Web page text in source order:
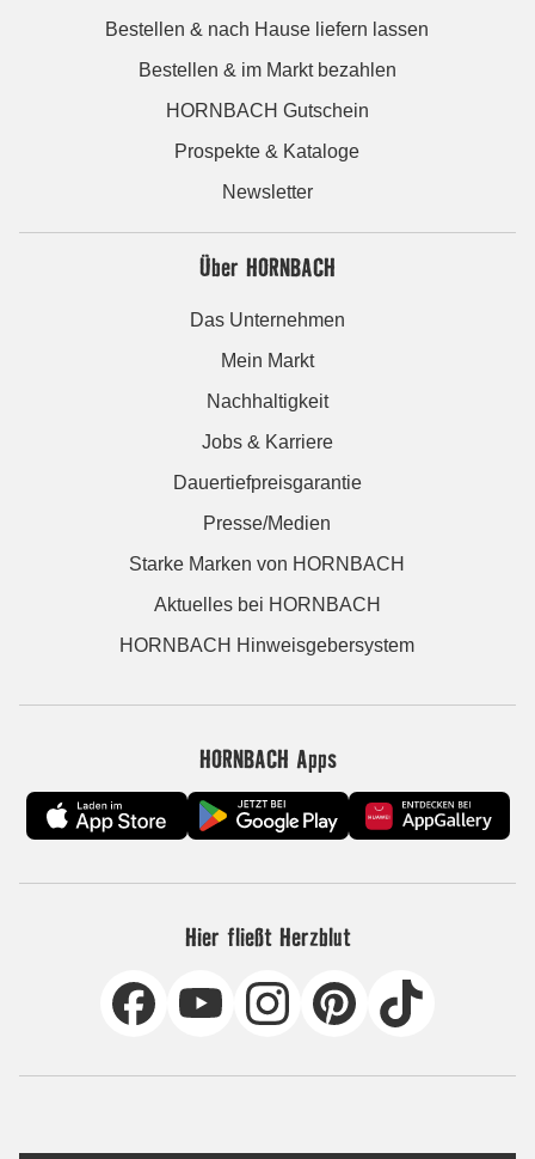
Bestellen & nach Hause liefern lassen
Bestellen & im Markt bezahlen
HORNBACH Gutschein
Prospekte & Kataloge
Newsletter
Über HORNBACH
Das Unternehmen
Mein Markt
Nachhaltigkeit
Jobs & Karriere
Dauertiefpreisgarantie
Presse/Medien
Starke Marken von HORNBACH
Aktuelles bei HORNBACH
HORNBACH Hinweisgebersystem
HORNBACH Apps
Hier fließt Herzblut